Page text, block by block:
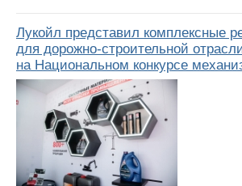
Лукойл представил комплексные
для дорожно-строительной
на Национальном конкурсе